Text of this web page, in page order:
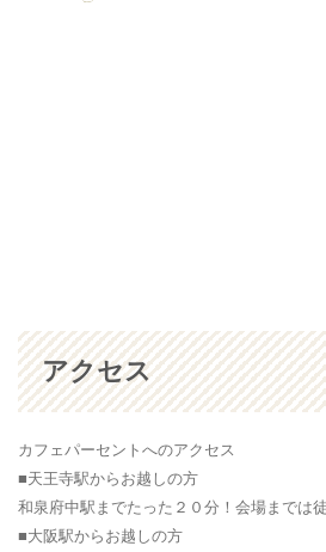
アクセス
カフェパーセントへのアクセス
■天王寺駅からお越しの方
和泉府中駅までたった２０分！会場までは
■大阪駅からお越しの方